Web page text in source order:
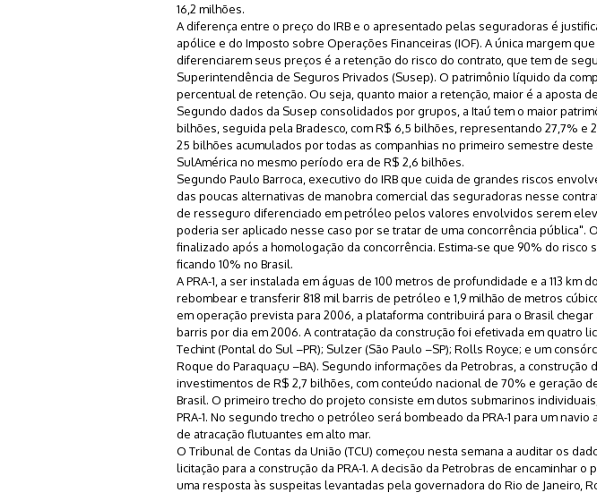
16,2 milhões.
A diferença entre o preço do IRB e o apresentado pelas seguradoras é
apólice e do Imposto sobre Operações Financeiras (IOF). A única margem
diferenciarem seus preços é a retenção do risco do contrato, que tem de
Superintendência de Seguros Privados (Susep). O patrimônio líquido da
percentual de retenção. Ou seja, quanto maior a retenção, maior é a aposta
Segundo dados da Susep consolidados por grupos, a Itaú tem o maior
bilhões, seguida pela Bradesco, com R$ 6,5 bilhões, representando 27,7% e
25 bilhões acumulados por todas as companhias no primeiro semestre
SulAmérica no mesmo período era de R$ 2,6 bilhões.
Segundo Paulo Barroca, executivo do IRB que cuida de grandes riscos
das poucas alternativas de manobra comercial das seguradoras nesse
de resseguro diferenciado em petróleo pelos valores envolvidos serem
poderia ser aplicado nesse caso por se tratar de uma concorrência pública".
finalizado após a homologação da concorrência. Estima-se que 90% do risco
ficando 10% no Brasil.
A PRA-1, a ser instalada em águas de 100 metros de profundidade e a 113 km
rebombear e transferir 818 mil barris de petróleo e 1,9 milhão de metros
em operação prevista para 2006, a plataforma contribuirá para o Brasil chegar
barris por dia em 2006. A contratação da construção foi efetivada em quatro
Techint (Pontal do Sul –PR); Sulzer (São Paulo –SP); Rolls Royce; e um
Roque do Paraquaçu –BA). Segundo informações da Petrobras, a construção
investimentos de R$ 2,7 bilhões, com conteúdo nacional de 70% e geração
Brasil. O primeiro trecho do projeto consiste em dutos submarinos
PRA-1. No segundo trecho o petróleo será bombeado da PRA-1 para um
de atracação flutuantes em alto mar.
O Tribunal de Contas da União (TCU) começou nesta semana a auditar os
licitação para a construção da PRA-1. A decisão da Petrobras de encaminhar o
uma resposta às suspeitas levantadas pela governadora do Rio de Janeiro,